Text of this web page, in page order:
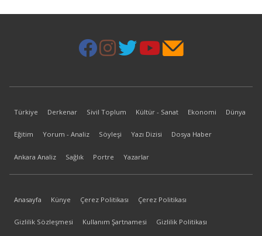
Türkiye Derkenar Sivil Toplum Kültür - Sanat Ekonomi Dünya
Eğitim Yorum - Analiz Söyleşi Yazı Dizisi Dosya Haber
Ankara Analiz Sağlık Portre Yazarlar
Anasayfa Künye Çerez Politikası Çerez Politikası
Gizlilik Sözleşmesi Kullanım Şartnamesi Gizlilik Politikası